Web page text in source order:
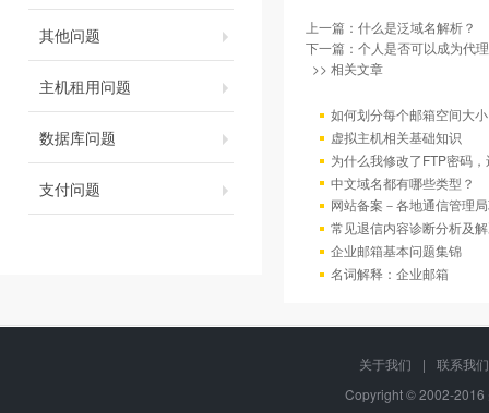
其他问题
主机租用问题
数据库问题
支付问题
上一篇： 什么是泛域名解析？
下一篇： 个人是否可以成为代
>> 相关文章
如何划分每个邮箱空间大
虚拟主机相关基础知识
为什么我修改了FTP密码
中文域名都有哪些类型？
网站备案－各地通信管理
常见退信内容诊断分析及
企业邮箱基本问题集锦
名词解释：企业邮箱
关于我们 |
联系我们
Copyright © 2002-